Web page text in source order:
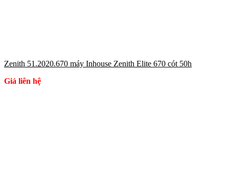
Zenith 51.2020.670 máy Inhouse Zenith Elite 670 cót 50h
Giá liên hệ